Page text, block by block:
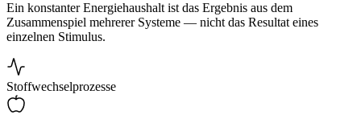
Ein konstanter Energiehaushalt ist das Ergebnis aus dem
Zusammenspiel mehrerer Systeme — nicht das Resultat eines
einzelnen Stimulus.
Stoffwechsel­prozesse